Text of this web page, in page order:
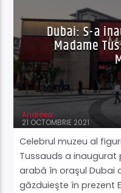
One Time Or Another
Billy Preston
Acum
Super
11:00 18:00
Supersonic
Dubai: S-a
Madame
Andreea
21 OCTOMBRIE 2021
Celebrul muzeu al
Tussauds a inaugurat
arabă în oraşul Dubai
găzduieşte în prezent